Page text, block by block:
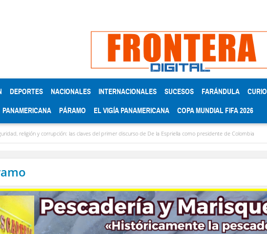
DEPORTES NACIONALES INTERNACIONALES SUCESOS FARÁNDULA
PANAMERICANA PÁRAMO EL VIGÍA PANAMERICANA COPA MUNDIAL FIFA 2026
y corrupción: las claves del primer discurso de De la Espriella como presidente de Colombia ¡Ya no